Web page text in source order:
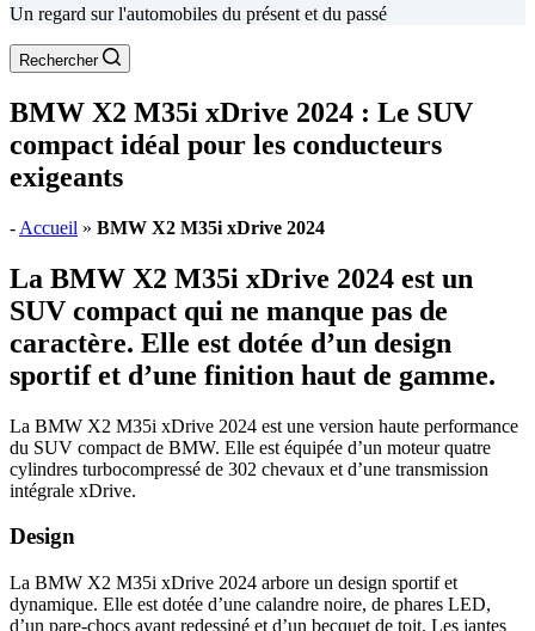
Un regard sur l'automobiles du présent et du passé
Rechercher
BMW X2 M35i xDrive 2024 : Le SUV
compact idéal pour les conducteurs
exigeants
- Accueil » BMW X2 M35i xDrive 2024
La BMW X2 M35i xDrive 2024 est un
SUV compact qui ne manque pas de
caractère. Elle est dotée d’un design
sportif et d’une finition haut de gamme.
La BMW X2 M35i xDrive 2024 est une version haute performance
du SUV compact de BMW. Elle est équipée d’un moteur quatre
cylindres turbocompressé de 302 chevaux et d’une transmission
intégrale xDrive.
Design
La BMW X2 M35i xDrive 2024 arbore un design sportif et
dynamique. Elle est dotée d’une calandre noire, de phares LED,
d’un pare-chocs avant redessiné et d’un becquet de toit. Les jantes